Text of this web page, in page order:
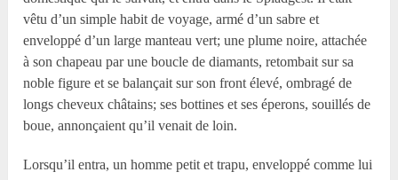
vêtu d’un simple habit de voyage, armé d’un sabre et
enveloppé d’un large manteau vert; une plume noire, attachée
à son chapeau par une boucle de diamants, retombait sur sa
noble figure et se balançait sur son front élevé, ombragé de
longs cheveux châtains; ses bottines et ses éperons, souillés de
boue, annonçaient qu’il venait de loin.
Lorsqu’il entra, un homme petit et trapu, enveloppé comme lui